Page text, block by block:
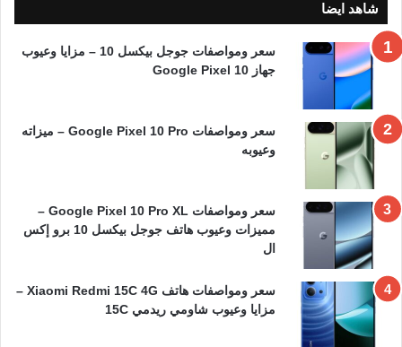
شاهد ايضا
سعر ومواصفات جوجل بيكسل 10 – مزايا وعيوب
جهاز Google Pixel 10
سعر ومواصفات Google Pixel 10 Pro – ميزاته
وعيوبه
سعر ومواصفات Google Pixel 10 Pro XL –
مميزات وعيوب هاتف جوجل بيكسل 10 برو إكس
ال
سعر ومواصفات هاتف Xiaomi Redmi 15C 4G –
مزايا وعيوب شاومي ريدمي 15C